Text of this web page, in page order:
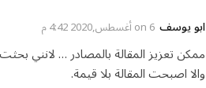
ابو يوسف 6 أغسطس,2020 4:42 م
ممكن تعزيز المقالة بالمصادر … لانني
والا اصبحت المقالة بلا قيمة.